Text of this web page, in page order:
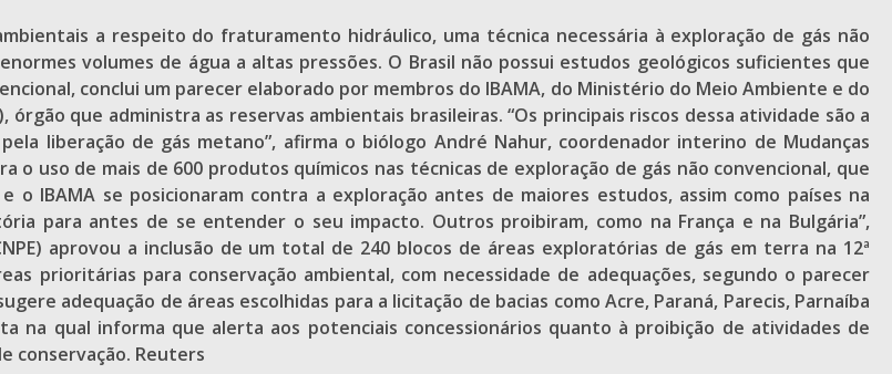
a respeito do fraturamento hidráulico, uma técnica necessária à exploração de gás não
volumes de água a altas pressões. O Brasil não possui estudos geológicos suficientes que
conclui um parecer elaborado por membros do IBAMA, do Ministério do Meio Ambiente e do
que administra as reservas ambientais brasileiras. “Os principais riscos dessa atividade são a
liberação de gás metano”, afirma o biólogo André Nahur, coordenador interino de Mudanças
o uso de mais de 600 produtos químicos nas técnicas de exploração de gás não convencional, que
o IBAMA se posicionaram contra a exploração antes de maiores estudos, assim como países na
para antes de se entender o seu impacto. Outros proibiram, como na França e na Bulgária”,
aprovou a inclusão de um total de 240 blocos de áreas exploratórias de gás em terra na 12ª
prioritárias para conservação ambiental, com necessidade de adequações, segundo o parecer
adequação de áreas escolhidas para a licitação de bacias como Acre, Paraná, Parecis, Parnaíba
na qual informa que alerta aos potenciais concessionários quanto à proibição de atividades de
conservação. Reuters